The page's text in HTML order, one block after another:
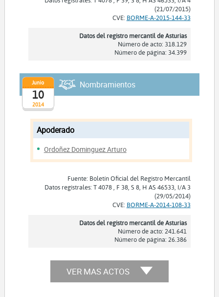
(21/07/2015)
CVE: BORME-A-2015-144-33
Datos del registro mercantil de Asturias
Número de acto: 318.129
Número de página: 34.399
2014
Junio
10
Nombramientos
Apoderado
Ordoñez Dominguez Arturo
Fuente: Boletín Oficial del Registro Mercantil
Datos registrales: T 4078 , F 38, S 8, H AS 46533, I/A 3
(29/05/2014)
CVE: BORME-A-2014-108-33
Datos del registro mercantil de Asturias
Número de acto: 241.641
Número de página: 26.386
VER MAS ACTOS